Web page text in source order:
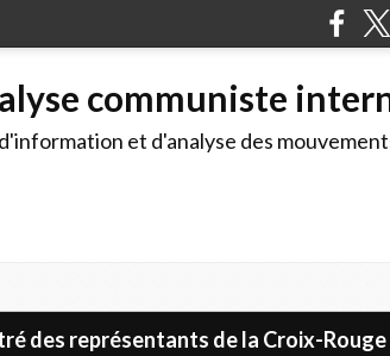
communiste
et d'analyse des
des représentants de la Croix-Rouge